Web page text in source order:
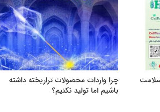
چرا واردات محصولات تراریخته داشته
باشیم اما تولید نکنیم؟